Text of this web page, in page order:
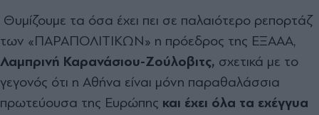
Θυμίζουμε τα όσα έχει πει σε παλαιότερο ρεπορτάζ
των «ΠΑΡΑΠΟΛΙΤΙΚΩΝ» η πρόεδρος της ΕΞΑΑΑ,
Λαμπρινή Καρανάσιου-Ζούλοβιτς, σχετικά με το
γεγονός ότι η Αθήνα είναι μόνη παραθαλάσσια
πρωτεύουσα της Ευρώπης και έχει όλα τα εχέγγυα